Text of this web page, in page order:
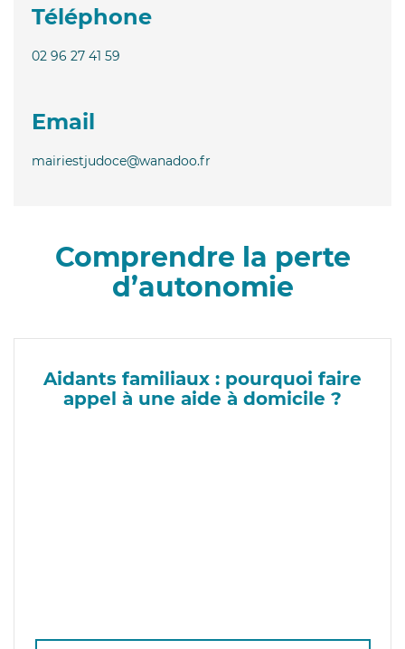
Téléphone
02 96 27 41 59
Email
mairiestjudoce@wanadoo.fr
Comprendre la perte
d’autonomie
Aidants familiaux : pourquoi faire
appel à une aide à domicile ?